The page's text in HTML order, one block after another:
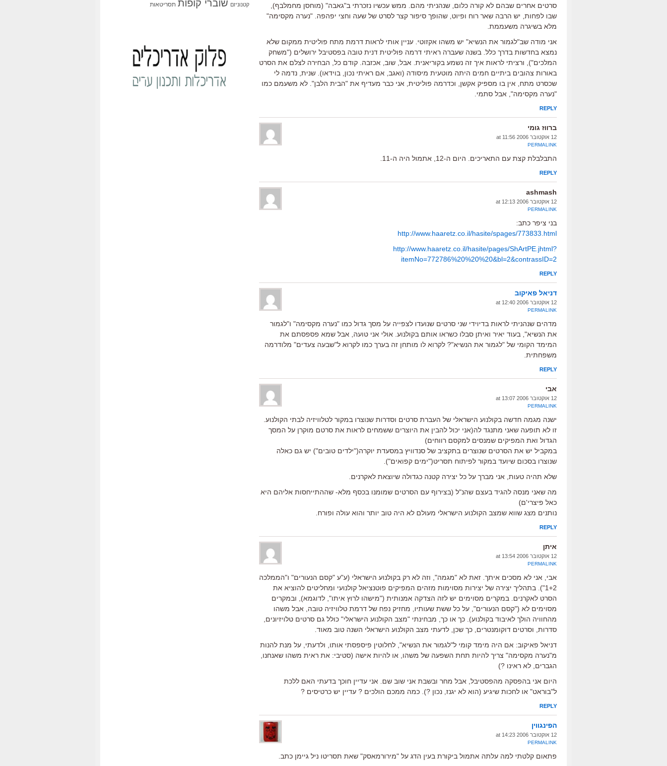
סרטים אחרים שבהם לא קורה כלום, שנהניתי מהם. ממש עכשיו נזכרתי ב"גאבה" (מוחסן מחמלבף),
שבו לפחות, יש הרבה שאר רוח ופיוט, שהופך סיפור קצר לסרט של שעה וחצי יפהפה. "נערה מקסימה"
מלא בשיגרה משעממת.
אני מודה שב"לגמור את הנשיא" יש משהו אקזוטי. עניין אותי לראות דרמת מתח פוליטית ממקום שלא
נמצא בחדשות בדרך כלל. בשנה שעברה ראיתי דרמה פוליטית דנית טובה בפסטיבל ירושלים ("משחק
המלכים"), ורציתי לראות איך זה נשמע בקוריאנית. אבל, שוב, אכזבה. קודם כל, הבחירה לצלם את הסרט
באורות צהובים ביתיים חמים היתה מוטעית מיסודה (ואגב, אם ראיתי נכון, בוידאו). שנית, נדמה לי
שכסרט מתח, אין בו מספיק אקשן, וכדרמה פוליטית, אני כבר מעדיף את "הבית הלבן". לא משעמם כמו
"נערה מקסימה", אבל סתמי.
REPLY
ברווז גומי
12 אוקטובר 2006 at 11:56
PERMALINK
התבלבלת קצת עם התאריכים. היום ה-12, אתמול היה ה-11.
REPLY
ashmash
12 אוקטובר 2006 at 12:13
PERMALINK
בני ציפר כתב:
http://www.haaretz.co.il/hasite/spages/773833.html
http://www.haaretz.co.il/hasite/pages/ShArtPE.jhtml?
itemNo=772786%20%20%20&bl=2&contrassID=2
REPLY
דניאל פאיקוב
12 אוקטובר 2006 at 12:40
PERMALINK
מדהים שנהניתי לראות בדיוידי שני סרטים שנועדו לצפייה על מסך גדול כמו "נערה מקסימה" ו"לגמור
את הנשיא", בעוד יאיר ואיתן סבלו כשראו אותם בקולנוע. אולי אני טועה, אבל שמא פספסתם את
המימד הקומי של "לגמור את הנשיא"? לקרוא לו מותחן זה בערך כמו לקרוא ל"שבעה צעדים" מלודרמה
משפחתית.
REPLY
אבי
12 אוקטובר 2006 at 13:07
PERMALINK
ישנה מגמה חדשה בקולנוע הישראלי של העברת סרטים וסדרות שנוצרו במקור לטלוויזיה לבתי הקולנוע.
זו לא תופעה שאני מתנגד לה(אני יכול להבין את היוצרים ששמחים לראות את סרטם מוקרן על המסך
הגדול ואת המפיקים שמנסים למקסם רווחים)
במקביל יש את הסרטים שנוצרים בתקציב של סנדוויץ במסעדת יוקרה("ילדים טובים") יש גם כאלה
שנוצרו בסכום שיועד במקור לפיתוח תסריט("ימים קפואים").
שלא תהיה טעות, אני מברך על כל יצירה קטנה כגדולה שיוצאת לאקרנים.
מה שאני מנסה להגיד בעצם שהנ"ל (בצירוף עם הסרטים שמומנו בכסף מלא- שההתייחסות אליהם היא
כאל פיצרי'ם)
נותנים מצג שווא שמצב הקולנוע הישראלי מעולם לא היה טוב יותר והוא עולה ופורח.
REPLY
איתן
12 אוקטובר 2006 at 13:54
PERMALINK
אבי, אני לא מסכים איתך. זאת לא "מגמה", וזה לא רק בקולנוע הישראלי (ע"ע "קסם הנעורים" ו"הממלכה
1+2"). בתהליך יצירה של יצירות מסוימות מזהים המפיקים פוטנציאל קולנועי ומחליטים להוציא את
הסרט לאקרנים. במקרים מסוימים יש לזה הצדקה אמנותית ("מישהו לרוץ איתו", לדוגמא), ובמקרים
מסוימים לא ("קסם הנעורים", על כל ששת שעותיו, מחזיק נפח של דרמת טלוויזיה טובה, אבל משהו
מהחוויה הולך לאיבוד בקולנוע). כך או כך, מבחינתי "מצב הקולנוע הישראלי" כולל גם סרטים טלויזיונים,
סדרות, וסרטים דוקומנטרים, כך שכן, לדעתי מצב הקולנוע הישראלי השנה טוב מאוד.
דניאל פאיקוב: אם היה מימד קומי ל"לגמור את הנשיא", לחלוטין פיספסתי אותו, ולדעתי, על מנת להנות
מ"נערה מקסימה" צריך להיות תחת השפעה של משהו, או להיות אישה (סטיבי: את ראית משהו שאנחנו,
הגברים, לא ראינו ?)
היום אני בהפסקה מהפסטיבל, אבל מחר ובשבת אני שוב שם. אני עדיין חוכך בדעתי האם ללכת
ל"בוראט" או לחכות שיגיע (הוא לא יגנז, נכון ?). כמה ממכם הולכים ? עדיין יש כרטיסים ?
REPLY
הפינגווין
12 אוקטובר 2006 at 14:23
PERMALINK
פתאום קלטתי למה עלתה אתמול ביקורת בעין הדג על "מירורמאסק" שאת תסריטו ניל גיימן כתב.
קטנוניזם שוברי קופות תסריטאות